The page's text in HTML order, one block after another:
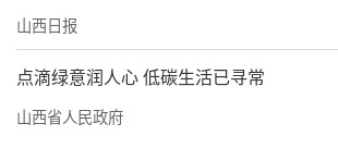
山西日报
点滴绿意润人心 低碳生活已寻常
山西省人民政府